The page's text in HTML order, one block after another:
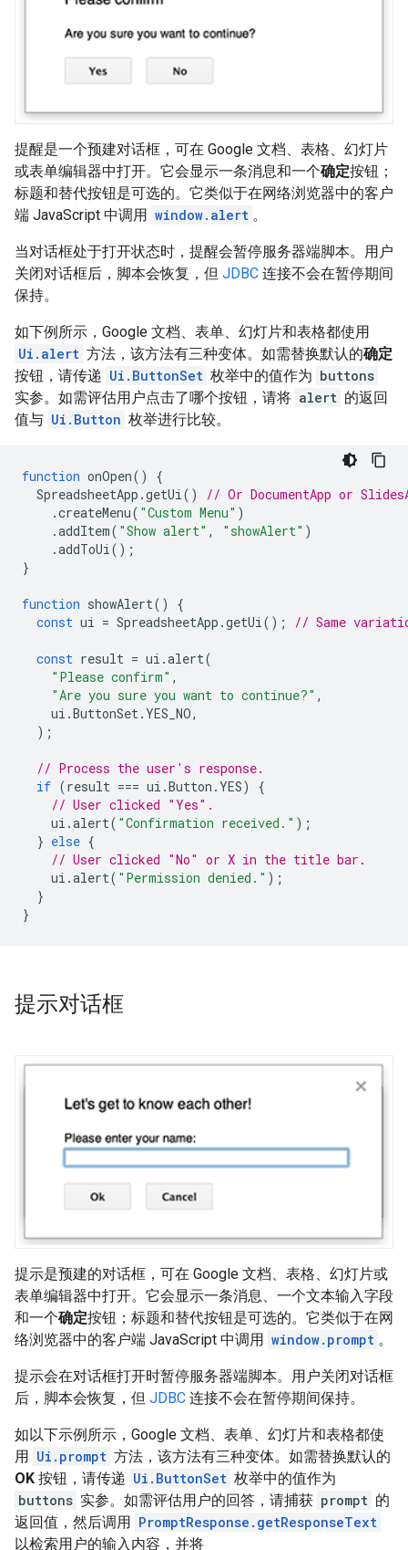
提醒是一个预建对话框，可在 Google 文档、表格、幻灯片
或表单编辑器中打开。它会显示一条消息和一个确定按钮；
标题和替代按钮是可选的。它类似于在网络浏览器中的客户
端 JavaScript 中调用 window.alert 。
当对话框处于打开状态时，提醒会暂停服务器端脚本。用户
关闭对话框后，脚本会恢复，但 JDBC 连接不会在暂停期间
保持。
如下例所示，Google 文档、表单、幻灯片和表格都使用
Ui.alert 方法，该方法有三种变体。如需替换默认的确定
按钮，请传递 Ui.ButtonSet 枚举中的值作为 buttons
实参。如需评估用户点击了哪个按钮，请将 alert 的返回
值与 Ui.Button 枚举进行比较。
function onOpen()
{
SpreadsheetApp .getUi ()
// Or DocumentApp or
.createMenu( "Custom Menu" )
.addItem( "Show alert" , "showAlert" )
.addToUi ();
}
function showAlert()
{
const ui = SpreadsheetApp .getUi (); // Same
const result = ui .alert(
"Please confirm" ,
"Are you sure you want to continue?" ,
ui .ButtonSet . YES_NO,
);
// Process the user's response.
if (result === ui .Button . YES)
{
// User clicked "Yes".
ui .alert( "Confirmation received." );
} else {
// User clicked "No" or X in the title bar.
ui .alert( "Permission denied." );
}
}
提示对话框
提示是预建的对话框，可在 Google 文档、表格、幻灯片或
表单编辑器中打开。它会显示一条消息、一个文本输入字段
和一个确定按钮；标题和替代按钮是可选的。它类似于在网
络浏览器中的客户端 JavaScript 中调用 window.prompt 。
提示会在对话框打开时暂停服务器端脚本。用户关闭对话框
后，脚本会恢复，但 JDBC 连接不会在暂停期间保持。
如以下示例所示，Google 文档、表单、幻灯片和表格都使
用
Ui.prompt 方法，该方法有三种变体。如需替换默认的
OK 按钮，请传递 Ui.ButtonSet 枚举中的值作为
buttons 实参。如需评估用户的回答，请捕获 prompt 的
返回值，然后调用
PromptResponse.getResponseText
以检索用户的输入内容，并将